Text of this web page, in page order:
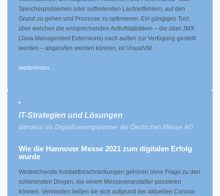
Speicherproblemen oder auftretenden Laufzeitfehlern, auf den
Grund zu gehen und Prozesse zu optimieren. Ein gängiges Tool,
über welches die entsprechenden Aufrufstatistiken – die über JMX
(Java Management Extensions) nach außen zur Verfügung gestellt
werden – abgerufen werden können, ist VisualVM.
weiterlesen…
IT-Strategien und Lösungen
damaico als Digitalisierungspartner der Deutschen Messe AG
Wie die Hannover Messe 2021 zum digitalen Erfolg
wurde
Weitreichende Kontaktbeschränkungen gehören ohne Frage zu den
schlimmsten Dingen, die einem Messeveranstalter passieren
können. Vermeiden ließen sie sich aufgrund der aktuellen Corona-